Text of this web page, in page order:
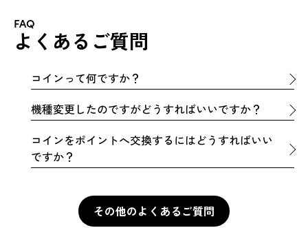
FAQ
よくあるご質問
コインって何ですか？
機種変更したのですがどうすればいいですか？
コインをポイントへ交換するにはどうすればいい
ですか？
その他のよくあるご質問